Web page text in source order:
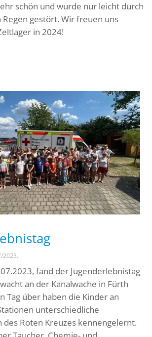
schön und wurde nur leicht durch
gestört. Wir freuen uns
in 2024!
2023.
fand der Jugenderlebnistag
an der Kanalwache in Fürth
Tag über haben die Kinder an
unterschiedliche
des Roten Kreuzes kennengelernt.